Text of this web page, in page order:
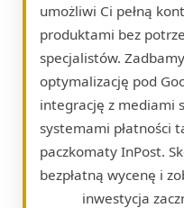
umożliwi Ci pełną
produktami bez
specjalistów.
optymalizację pod
integrację z mediami
systemami płatności
paczkomaty InPost.
bezpłatną wycenę i
inwestycja